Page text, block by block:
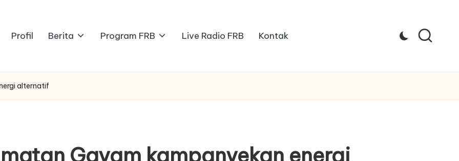
Profil Berita Program FRB Live Radio FRB Kontak
alternatif
Gayam kampanyekan energi